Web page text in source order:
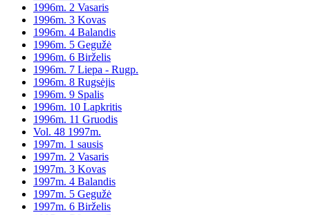
1996m. 2 Vasaris
1996m. 3 Kovas
1996m. 4 Balandis
1996m. 5 Gegužė
1996m. 6 Birželis
1996m. 7 Liepa - Rugp.
1996m. 8 Rugsėjis
1996m. 9 Spalis
1996m. 10 Lapkritis
1996m. 11 Gruodis
Vol. 48 1997m.
1997m. 1 sausis
1997m. 2 Vasaris
1997m. 3 Kovas
1997m. 4 Balandis
1997m. 5 Gegužė
1997m. 6 Birželis